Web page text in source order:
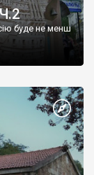
буде не менш